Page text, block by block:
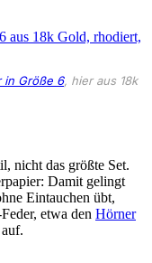
in Größe 6, hier aus 18k
nicht das größte Set.
Damit gelingt
Eintauchen übt,
etwa den Hörner